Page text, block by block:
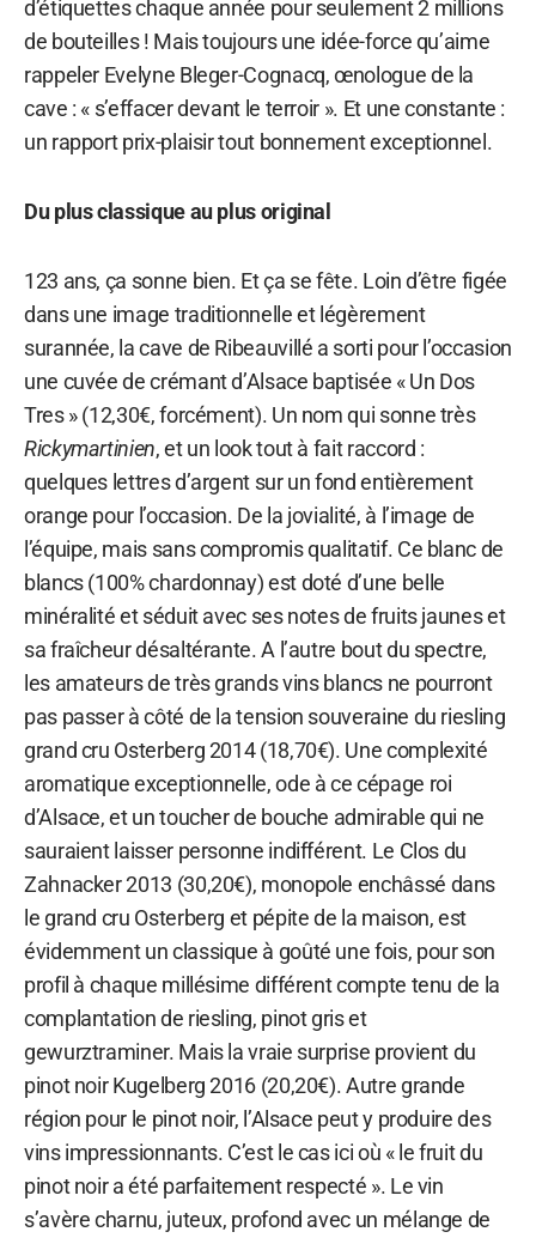
d’étiquettes chaque année pour seulement 2 millions
de bouteilles ! Mais toujours une idée-force qu’aime
rappeler Evelyne Bleger-Cognacq, œnologue de la
cave : « s’effacer devant le terroir ». Et une constante :
un rapport prix-plaisir tout bonnement exceptionnel.
Du plus classique au plus original
123 ans, ça sonne bien. Et ça se fête. Loin d’être figée
dans une image traditionnelle et légèrement
surannée, la cave de Ribeauvillé a sorti pour l’occasion
une cuvée de crémant d’Alsace baptisée « Un Dos
Tres » (12,30€, forcément). Un nom qui sonne très
Rickymartinien, et un look tout à fait raccord :
quelques lettres d’argent sur un fond entièrement
orange pour l’occasion. De la jovialité, à l’image de
l’équipe, mais sans compromis qualitatif. Ce blanc de
blancs (100% chardonnay) est doté d’une belle
minéralité et séduit avec ses notes de fruits jaunes et
sa fraîcheur désaltérante. A l’autre bout du spectre,
les amateurs de très grands vins blancs ne pourront
pas passer à côté de la tension souveraine du riesling
grand cru Osterberg 2014 (18,70€). Une complexité
aromatique exceptionnelle, ode à ce cépage roi
d’Alsace, et un toucher de bouche admirable qui ne
sauraient laisser personne indifférent. Le Clos du
Zahnacker 2013 (30,20€), monopole enchâssé dans
le grand cru Osterberg et pépite de la maison, est
évidemment un classique à goûté une fois, pour son
profil à chaque millésime différent compte tenu de la
complantation de riesling, pinot gris et
gewurztraminer. Mais la vraie surprise provient du
pinot noir Kugelberg 2016 (20,20€). Autre grande
région pour le pinot noir, l’Alsace peut y produire des
vins impressionnants. C’est le cas ici où « le fruit du
pinot noir a été parfaitement respecté ». Le vin
s’avère charnu, juteux, profond avec un mélange de